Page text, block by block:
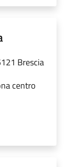
Brescia
centro